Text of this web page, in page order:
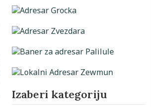
Izaberi kategoriju